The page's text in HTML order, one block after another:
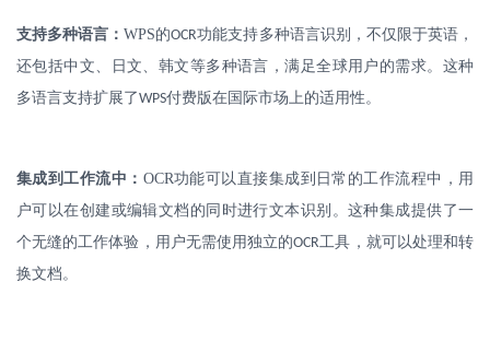
支持多种语言：WPS的OCR功能支持多种语言识别，不仅限于英语，
还包括中文、日文、韩文等多种语言，满足全球用户的需求。这种
多语言支持扩展了WPS付费版在国际市场上的适用性。
集成到工作流中： OCR功能可以直接集成到日常的工作流程中，用
户可以在创建或编辑文档的同时进行文本识别。这种集成提供了一
个无缝的工作体验，用户无需使用独立的OCR工具，就可以处理和转
换文档。